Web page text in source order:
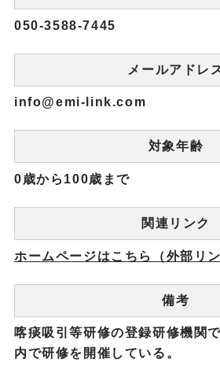
050-3588-7445
メールアドレ
info@emi-link.com
対象年齢
0歳から100歳まで
関連リンク
ホームページはこちら（外部リン
備考
喀痰吸引等研修の登録研修機関
内で研修を開催している。